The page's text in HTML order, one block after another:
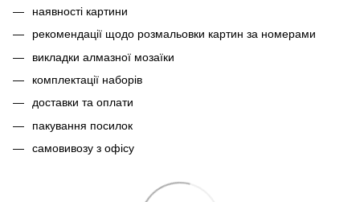
наявності картини
рекомендації щодо розмальовки картин за номерами
викладки алмазної мозаїки
комплектації наборів
доставки та оплати
пакування посилок
самовивозу з офісу